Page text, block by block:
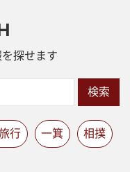
探せます
検索
行 一箕 相撲